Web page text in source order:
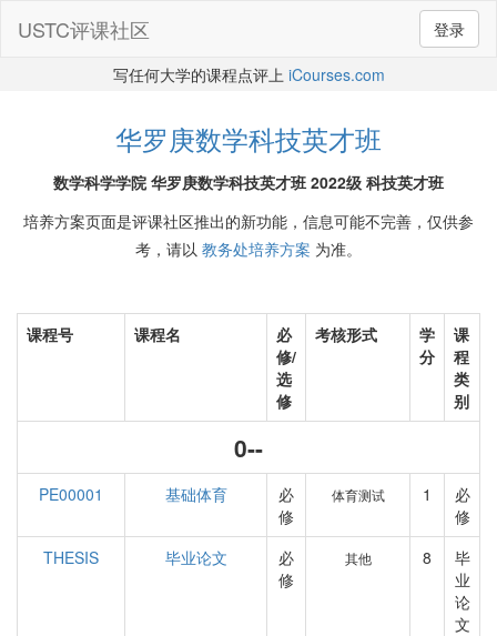
登录
USTC评课社区
写任何大学的课程点评上 iCourses.com
华罗庚数学科技英才班
数学科学学院 华罗庚数学科技英才班 2022级 科技英才班
培养方案页面是评课社区推出的新功能，信息可能不完善，仅供参
考，请以 教务处培养方案 为准。
课程号 课程名
必
修/
选
修
考核形式
学
分
课
程
类
别
0--
PE00001 基础体育
必
修
体育测试 1
必
修
THESIS
毕业论文
必
修
其他 8
毕
业
论
文